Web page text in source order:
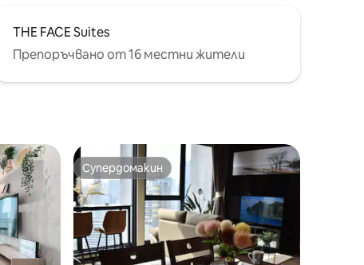
THE FACE Suites
Препоръчвано от 16 местни жители
Супердомакин
Супердомакин